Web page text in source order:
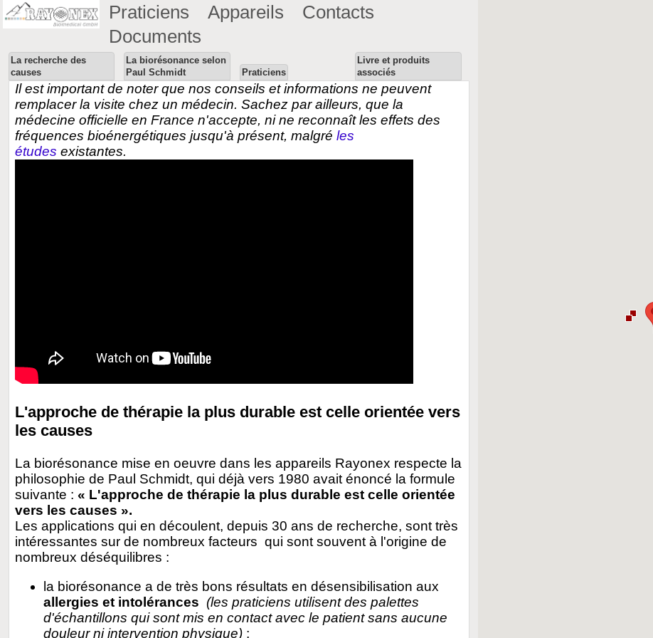
Praticiens Appareils
Contacts
Documents
La recherche des
causes
La biorésonance selon
Paul Schmidt
Praticiens
Livre et produits
associés
Il est important de noter que nos conseils et informations ne peuvent
remplacer la visite chez un médecin. Sachez par ailleurs, que la
médecine officielle en France n'accepte, ni ne reconnaît les effets des
fréquences bioénergétiques jusqu'à présent, malgré les
études existantes.
L'approche de thérapie la plus durable est celle orientée vers
les causes
La biorésonance mise en oeuvre dans les appareils Rayonex respecte la
philosophie de Paul Schmidt, qui déjà vers 1980 avait énoncé la formule
suivante : « L'approche de thérapie la plus durable est celle orientée
vers les causes ».
Les applications qui en découlent, depuis 30 ans de recherche, sont très
intéressantes sur de nombreux facteurs qui sont souvent à l'origine de
nombreux déséquilibres :
la biorésonance a de très bons résultats en désensibilisation aux
allergies et intolérances (les praticiens utilisent des palettes
d'échantillons qui sont mis en contact avec le patient sans aucune
douleur ni intervention physique) ;